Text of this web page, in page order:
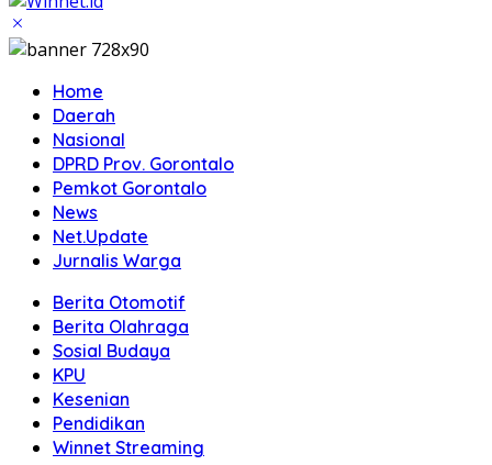
Home
Daerah
Nasional
DPRD Prov. Gorontalo
Pemkot Gorontalo
News
Net.Update
Jurnalis Warga
Berita Otomotif
Berita Olahraga
Sosial Budaya
KPU
Kesenian
Pendidikan
Winnet Streaming